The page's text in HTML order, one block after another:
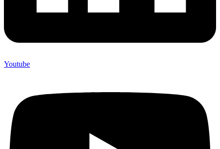
Youtube